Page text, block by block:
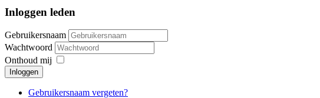
Inloggen leden
Gebruikersnaam
Wachtwoord
Onthoud mij
Inloggen
Gebruikersnaam vergeten?